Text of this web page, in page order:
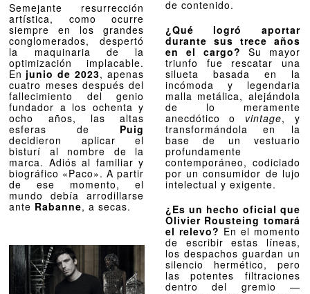
Semejante resurrección
artística, como ocurre
siempre en los grandes
conglomerados, despertó
la maquinaria de la
optimización implacable.
En junio de 2023, apenas
cuatro meses después del
fallecimiento del genio
fundador a los ochenta y
ocho años, las altas
esferas de Puig
decidieron aplicar el
bisturí al nombre de la
marca. Adiós al familiar y
biográfico «Paco». A partir
de ese momento, el
mundo debía arrodillarse
ante Rabanne, a secas.
de contenido.
¿Qué logró aportar
durante sus trece años
en el cargo? Su mayor
triunfo fue rescatar una
silueta basada en la
incómoda y legendaria
malla metálica, alejándola
de lo meramente
anecdótico o vintage, y
transformándola en la
base de un vestuario
profundamente
contemporáneo, codiciado
por un consumidor de lujo
intelectual y exigente.
¿Es un hecho oficial que
Olivier Rousteing tomará
el relevo? En el momento
de escribir estas líneas,
los despachos guardan un
silencio hermético, pero
las potentes filtraciones
dentro del gremio —